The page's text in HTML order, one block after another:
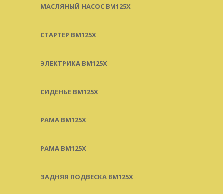
МАСЛЯНЫЙ НАСОС BM125X
СТАРТЕР BM125X
ЭЛЕКТРИКА BM125X
СИДЕНЬЕ BM125X
РАМА BM125X
РАМА BM125X
ЗАДНЯЯ ПОДВЕСКА BM125X